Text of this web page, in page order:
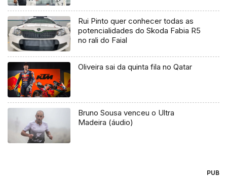
Rui Pinto quer conhecer todas as
potencialidades do Skoda Fabia R5
no rali do Faial
Oliveira sai da quinta fila no Qatar
Bruno Sousa venceu o Ultra
Madeira (áudio)
PUB